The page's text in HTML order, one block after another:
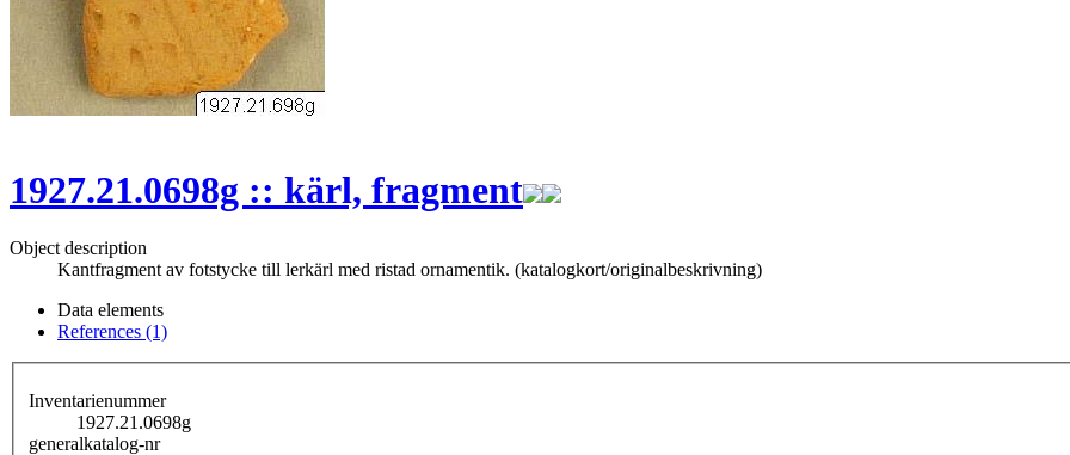
1927.21.0698g :: kärl, fragment
Object description
Kantfragment av fotstycke till lerkärl med ristad ornamentik. (katalogkort/originalbeskrivning)
Data elements
References (1)
Inventarienummer
1927.21.0698g
generalkatalog-nr